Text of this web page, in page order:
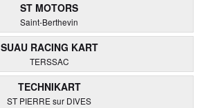
ST MOTORS
Saint-Berthevin
SUAU RACING KART
TERSSAC
TECHNIKART
ST PIERRE sur DIVES